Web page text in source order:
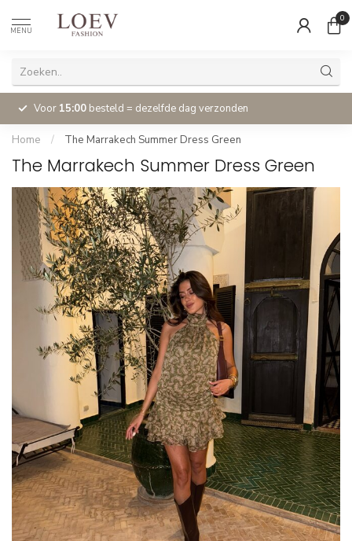
MENU
0
Voor 15:00 besteld = dezelfde dag verzonden
Home / The Marrakech Summer Dress Green
The Marrakech Summer Dress Green